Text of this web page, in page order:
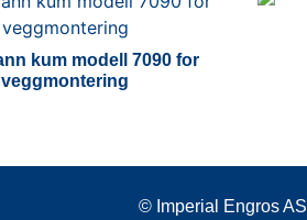
kum modell 7090 for
veggmontering
© Imperial Engros AS